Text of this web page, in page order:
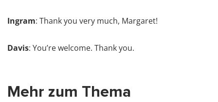
Ingram: Thank you very much, Margaret!
Davis: You’re welcome. Thank you.
Mehr zum Thema